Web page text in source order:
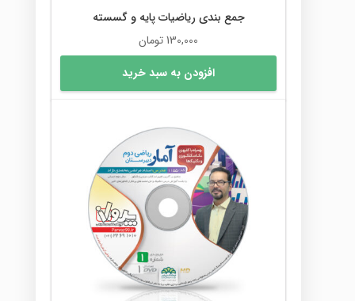
جمع بندی ریاضیات پایه و گسسته
130,000تومان
افزودن به سبد خرید